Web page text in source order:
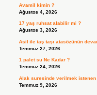
Avamil kimin ?
Ağustos 4, 2026
17 yaş ruhsat alabilir mi ?
Ağustos 3, 2026
Asil ile taş taşı atasözünün
Temmuz 27, 2026
1 palet su Ne Kadar ?
Temmuz 24, 2026
Alak suresinde verilmek istenen
Temmuz 9, 2026